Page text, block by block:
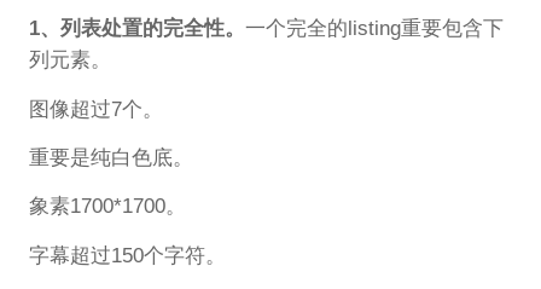
1、列表处置的完全性。 一个完全的listing重要包含下
列元素。
图像超过7个。
重要是纯白色底。
象素1700*1700。
字幕超过150个字符。